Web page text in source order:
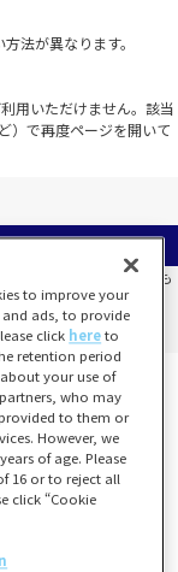
法が異なります。
用いただけません。該当
）で再度ページを開いて
が揃うことを保証するも
いこともございます。
to improve your
ads, to provide
click hereto
retention period
your use of
who may
to them or
However, we
of age. Please
16 or to reject all
click “Cookie